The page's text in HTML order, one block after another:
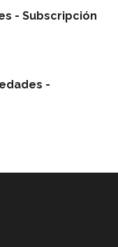
- Subscripción
-